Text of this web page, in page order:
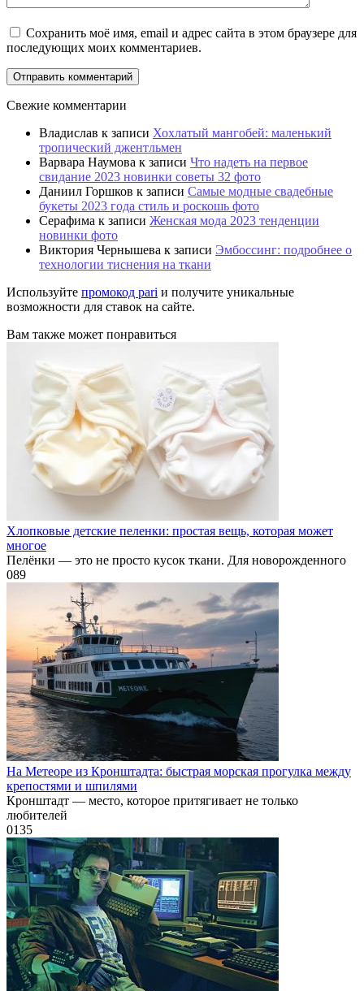
Сохранить моё имя, email и адрес сайта в этом браузере для
последующих моих комментариев.
Свежие комментарии
Владислав к записи Хохлатый мангобей: маленький
тропический джентльмен
Варвара Наумова к записи Что надеть на первое
свидание 2023 новинки советы 32 фото
Даниил Горшков к записи Самые модные свадебные
букеты 2023 года стиль и роскошь фото
Серафима к записи Женская мода 2023 тенденции
новинки фото
Виктория Чернышева к записи Эмбоссинг: подробнее о
технологии тиснения на ткани
Используйте промокод pari и получите уникальные
возможности для ставок на сайте.
Вам также может понравиться
Хлопковые детские пеленки: простая вещь, которая может
многое
Пелёнки — это не просто кусок ткани. Для новорожденного
089
На Метеоре из Кронштадта: быстрая морская прогулка между
крепостями и шпилями
Кронштадт — место, которое притягивает не только
любителей
0135